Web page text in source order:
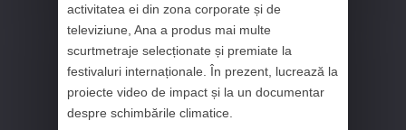
activitatea ei din zona corporate și de
televiziune, Ana a produs mai multe
scurtmetraje selecționate și premiate la
festivaluri internaționale. În prezent, lucrează la
proiecte video de impact și la un documentar
despre schimbările climatice.